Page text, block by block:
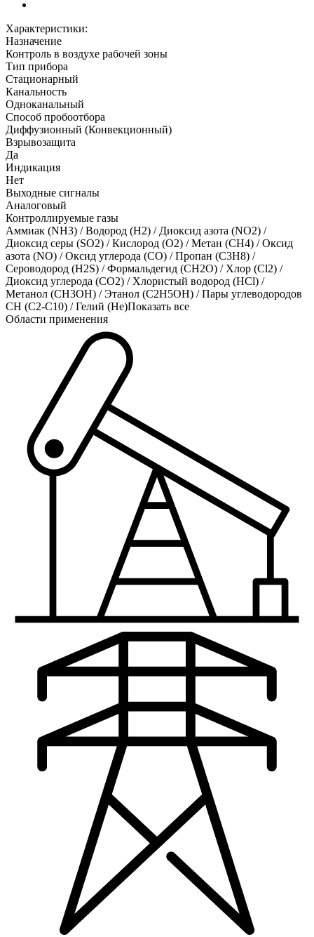
Характеристики:
Назначение
Контроль в воздухе рабочей зоны
Тип прибора
Стационарный
Канальность
Одноканальный
Способ пробоотбора
Диффузионный (Конвекционный)
Взрывозащита
Да
Индикация
Нет
Выходные сигналы
Аналоговый
Контроллируемые газы
Аммиак (NH3) /Водород (H2) / Диоксид азота (NO2) /
Диоксид серы (SO2) /Кислород (O2) /Метан (CH4) /Оксид
азота (NO) /Оксид углерода (CO) /Пропан (C3H8) /
Сероводород (H2S) /Формальдегид (CH2O) / Хлор (Cl2) /
Диоксид углерода (CO2) / Хлористый водород (HCl) /
Метанол (CH3OH) /Этанол (C2H5OH) /Пары углеводородов
CH (C2-C10) /Гелий (He)Показать все
Области применения